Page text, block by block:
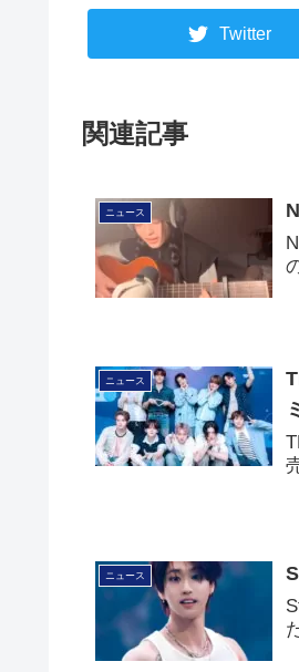
Twitter
関連記事
ニュース
ニュース
ニュース